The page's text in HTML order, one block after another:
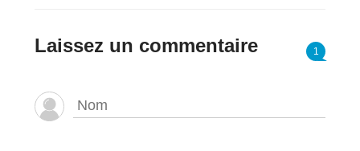
Laissez un commentaire 1